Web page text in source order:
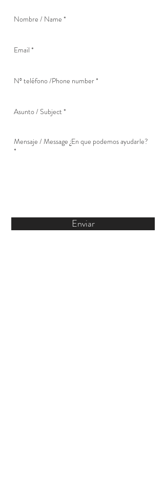
Enviar